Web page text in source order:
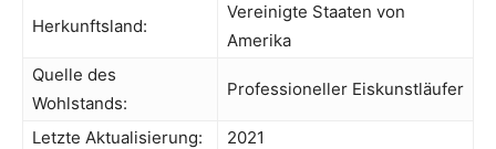
Herkunftsland:
Vereinigte Staaten von
Amerika
Quelle des
Wohlstands:
Professioneller Eiskunstläufer
Letzte Aktualisierung: 2021